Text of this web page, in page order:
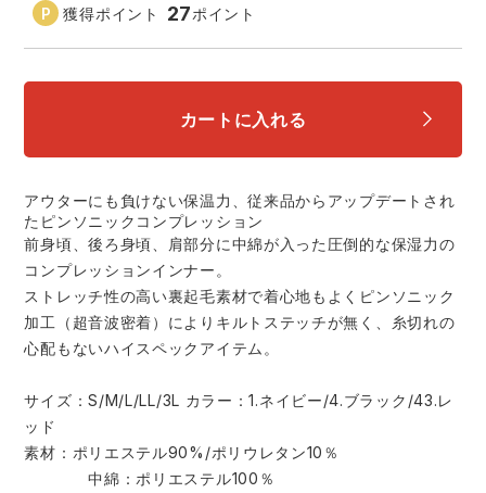
電熱ウェア・ヒートウェア
刺繍・プリント加工対象商品
ジーベック ランキング
ファン付きウェア
防寒
サーヴォ
中塚被服 イーブンリバー
スターライト工業 東洋物産工業
弘進ゴム 藤井電工
福山ゴム工業 ビッグボーン商事株式会社
獲得ポイント 27ポイント
カートに入れる
アウターにも負けない保温力、従来品からアップデートされ
たピンソニックコンプレッション
前身頃、後ろ身頃、肩部分に中綿が入った圧倒的な保湿力の
コンプレッションインナー。
ストレッチ性の高い裏起毛素材で着心地もよくピンソニック
加工（超音波密着）によりキルトステッチが無く、糸切れの
心配もないハイスペックアイテム。
サイズ：S/M/L/LL/3L カラー：1.ネイビー/4.ブラック/43.レ
ッド
素材：ポリエステル90%/ポリウレタン10％
中綿：ポリエステル100％